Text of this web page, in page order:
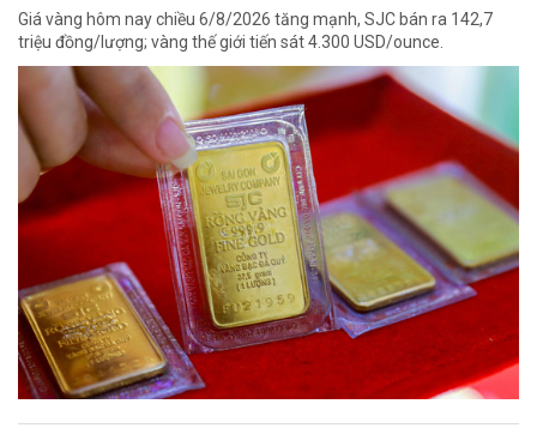
Giá vàng hôm nay chiều 6/8/2026 tăng mạnh, SJC bán ra 142,7
triệu đồng/lượng; vàng thế giới tiến sát 4.300 USD/ounce.